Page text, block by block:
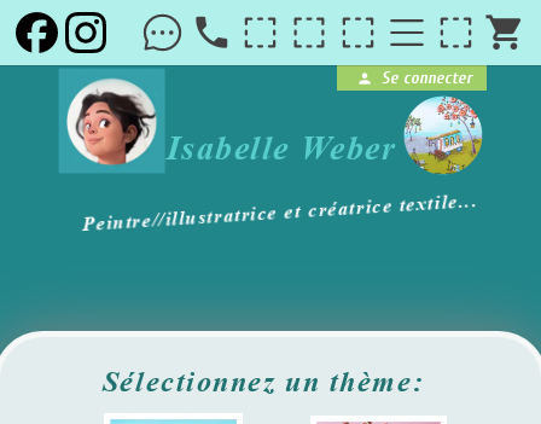
brightness_1
person Se connecter
Isabelle Weber
Peintre//illustratrice et créatrice textile...
Sélectionnez un thème:
local_phone shopping_cart